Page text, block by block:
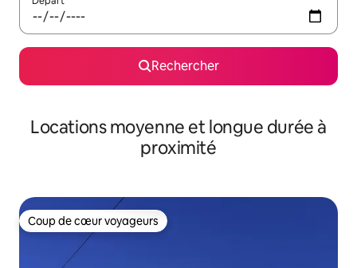
Rechercher
Locations moyenne et longue durée à
proximité
Coup de cœur voyageurs
Coup de cœur voyageurs